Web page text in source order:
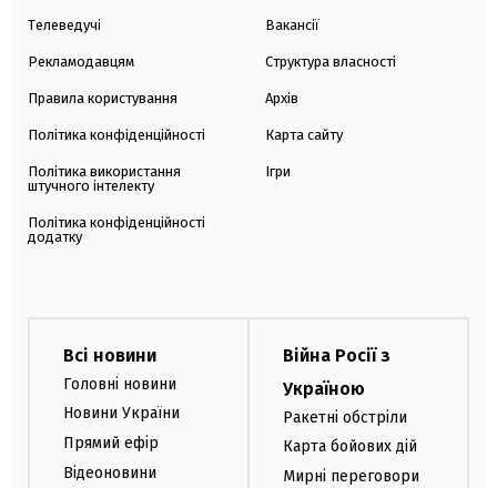
Телеведучі
Рекламодавцям
Правила користування
Політика конфіденційності
Політика використання
штучного інтелекту
Політика конфіденційності
додатку
Вакансії
Структура власності
Архів
Карта сайту
Ігри
Всі новини
Головні новини
Новини України
Прямий ефір
Відеоновини
Війна Росії з
Україною
Ракетні обстріли
Карта бойових дій
Мирні переговори